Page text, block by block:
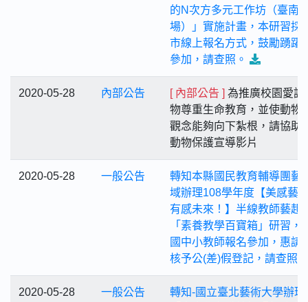
的N次方多元工作坊（臺南
場）」實施計畫，本研習採
市線上報名方式，鼓勵踴躍
參加，請查照。
2020-05-28 內部公告 [ 內部公告 ] 為推廣校園愛護
物尊重生命教育，並使動物
觀念能夠向下紮根，請協助
動物保護宣導影片
2020-05-28 一般公告
轉知本縣國民教育輔導團藝
域辦理108學年度【美感藝
有感未來！】半線教師藝起
「素養教學百寶箱」研習，
國中小教師報名參加，惠請
核予公(差)假登記，請查照。
2020-05-28 一般公告
轉知-國立臺北藝術大學辦理